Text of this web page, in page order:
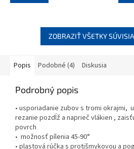
ZOBRAZIŤ VŠETKY
Popis Podobné (4) Diskusia
Podrobný popis
• usporiadanie zubov s tromi okrajmi,
rezanie pozdĺž a naprieč vlákien ,
povrch
• možnosť pílenia 45-90°
• plastová rúčka s protišmykovou a